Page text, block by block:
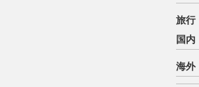
旅行
国内
海外